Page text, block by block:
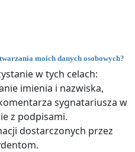
moich danych osobowych?
w tych celach:
imienia i nazwiska,
sygnatariusza w
z podpisami.
dostarczonych przez